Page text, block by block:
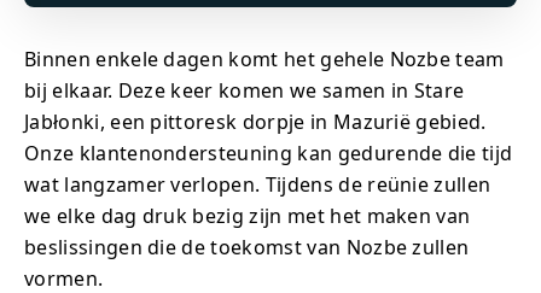
Binnen enkele dagen komt het gehele Nozbe team
bij elkaar. Deze keer komen we samen in Stare
Jabłonki, een pittoresk dorpje in Mazurië gebied.
Onze klantenondersteuning kan gedurende die tijd
wat langzamer verlopen. Tijdens de reünie zullen
we elke dag druk bezig zijn met het maken van
beslissingen die de toekomst van Nozbe zullen
vormen.